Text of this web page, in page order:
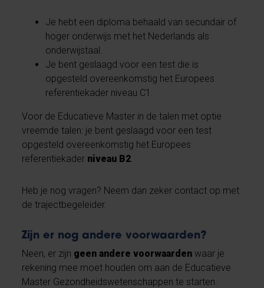
Je hebt een diploma behaald van secundair of
hoger onderwijs met het Nederlands als
onderwijstaal.
Je bent geslaagd voor een test die is
opgesteld overeenkomstig het Europees
referentiekader niveau C1.
Voor de Educatieve Master in de talen met optie
vreemde talen: je bent geslaagd voor een test
opgesteld overeenkomstig het Europees
referentiekader niveau B2.
Heb je nog vragen? Neem dan zeker contact op met
de trajectbegeleider.
Zijn er nog andere voorwaarden?
Neen, er zijn geen andere voorwaarden waar je
rekening mee moet houden om aan de Educatieve
Master Gezondheidswetenschappen te starten.